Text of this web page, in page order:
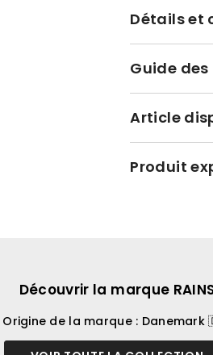
Détails et
Guide
Article
Produit
Découvrir la marque
Origine de la marque :